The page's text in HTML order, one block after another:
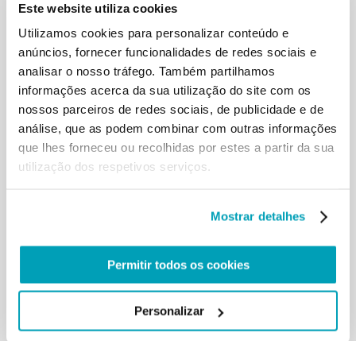
Este website utiliza cookies
Utilizamos cookies para personalizar conteúdo e
anúncios, fornecer funcionalidades de redes sociais e
analisar o nosso tráfego. Também partilhamos
informações acerca da sua utilização do site com os
nossos parceiros de redes sociais, de publicidade e de
análise, que as podem combinar com outras informações
que lhes forneceu ou recolhidas por estes a partir da sua
utilização dos respetivos serviços.
Mostrar detalhes
Permitir todos os cookies
Personalizar
violentos no mundo, com as suas
trágicas consequências sobre as pessoas e também
sobre as economias de muitos
países, as competências dos prefeitos em matéria
de imigração revestem uma
delicadeza especial. Elas exigem que se encontre
na gestão quotidiana das
situações, muitas vezes de emergência, a aplicação
correcta das normas para
garantir, em fidelidade ao ditado da lei e às outras
gostaria de manifestar o meu
profundo reconhecimento pelo compromisso
assumido por todos vós, Prefeitos, na
homens, mulheres e crianças que
chegam ao litoral italiano. […]